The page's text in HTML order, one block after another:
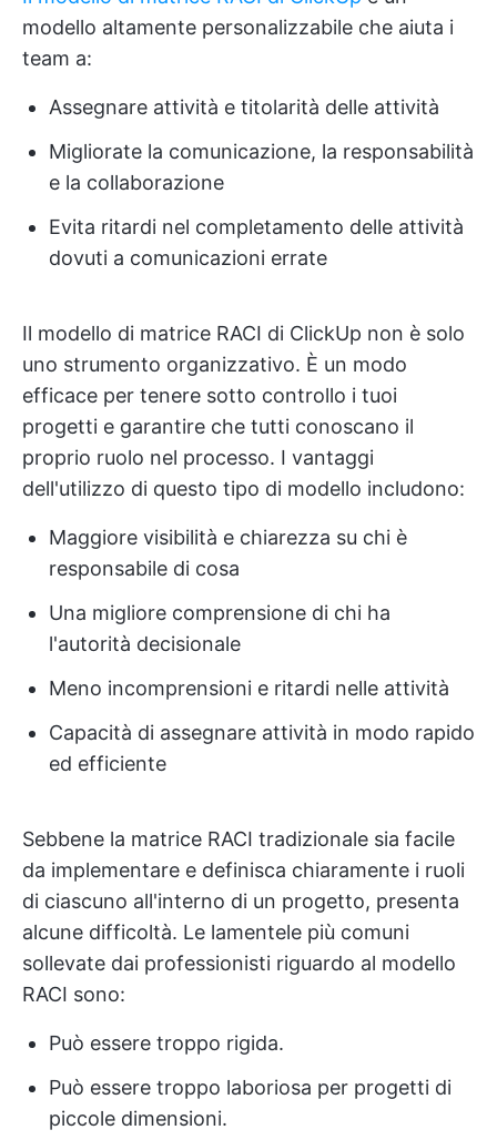
modello altamente personalizzabile che aiuta i
team a:
Assegnare attività e titolarità delle attività
Migliorate la comunicazione, la responsabilità
e la collaborazione
Evita ritardi nel completamento delle attività
dovuti a comunicazioni errate
Il modello di matrice RACI di ClickUp non è solo
uno strumento organizzativo. È un modo
efficace per tenere sotto controllo i tuoi
progetti e garantire che tutti conoscano il
proprio ruolo nel processo. I vantaggi
dell'utilizzo di questo tipo di modello includono:
Maggiore visibilità e chiarezza su chi è
responsabile di cosa
Una migliore comprensione di chi ha
l'autorità decisionale
Meno incomprensioni e ritardi nelle attività
Capacità di assegnare attività in modo rapido
ed efficiente
Sebbene la matrice RACI tradizionale sia facile
da implementare e definisca chiaramente i ruoli
di ciascuno all'interno di un progetto, presenta
alcune difficoltà. Le lamentele più comuni
sollevate dai professionisti riguardo al modello
RACI sono:
Può essere troppo rigida.
Può essere troppo laboriosa per progetti di
piccole dimensioni.